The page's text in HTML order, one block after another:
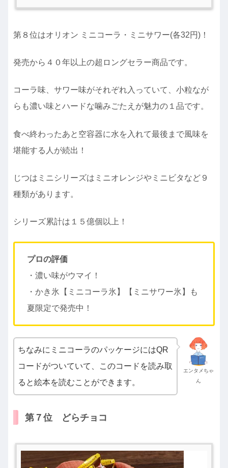
第８位はオリオン ミニコーラ・ミニサワー(各32円)！
発売から４０年以上の超ロングセラー商品です。
コーラ味、サワー味がそれぞれ入っていて、小粒なが
らも濃い味とハードな噛みごたえが魅力の１品です。
食べ終わったあと空容器に水を入れて最後まで風味を
堪能する人が続出！
じつはミニシリーズはミニオレンジやミニビタなど９
種類があります。
シリーズ累計は１５億個以上！
プロの評価
・濃い味がウマイ！
・かき氷【ミニコーラ氷】【ミニサワー氷】も
夏限定で発売中！
エンタメちゃ
ん
ちなみにミニコーラのパッケージにはQR
コードがついていて、このコードを読み取
ると絵本を読むことができます。
第７位 どらチョコ